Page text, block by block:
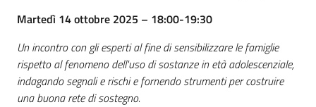
Martedì 14 ottobre 2025 – 18:00-19:30
Un incontro con gli esperti al fine di sensibilizzare le famiglie
rispetto al fenomeno dell'uso di sostanze in età adolescenziale,
indagando segnali e rischi e fornendo strumenti per costruire
una buona rete di sostegno.